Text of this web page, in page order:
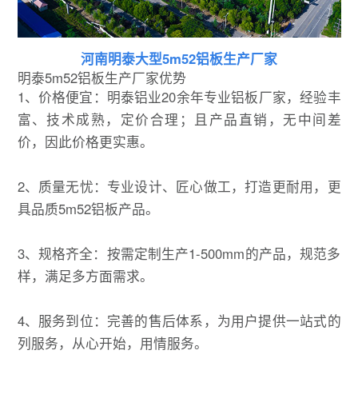
河南明泰大型5m52铝板生产厂家
明泰5m52铝板生产厂家优势
1、价格便宜：明泰铝业20余年专业铝板厂家，经验丰
富、技术成熟，定价合理；且产品直销，无中间差
价，因此价格更实惠。
2、质量无忧：专业设计、匠心做工，打造更耐用，更
具品质5m52铝板产品。
3、规格齐全：按需定制生产1-500mm的产品，规范多
样，满足多方面需求。
4、服务到位：完善的售后体系，为用户提供一站式的
列服务，从心开始，用情服务。